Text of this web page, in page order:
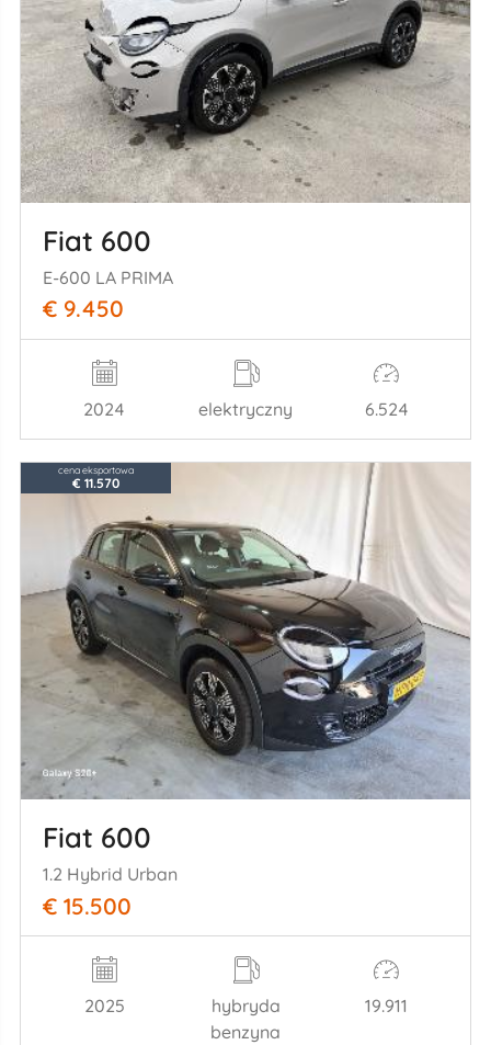
Fiat 600
E-600 LA PRIMA
€ 9.450
2024 elektryczny 6.524
cena eksportowa
€ 11.570
Fiat 600
1.2 Hybrid Urban
€ 15.500
2025
hybryda
benzyna
19.911